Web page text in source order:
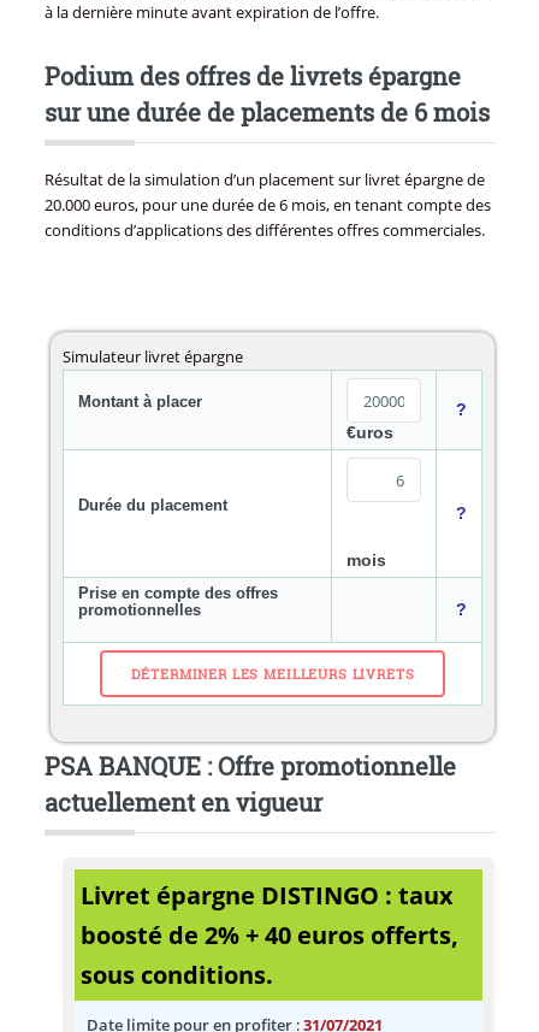
à la dernière minute avant expiration de l’offre.
Podium des offres de livrets épargne
sur une durée de placements de 6 mois
Résultat de la simulation d’un placement sur livret épargne de
20.000 euros, pour une durée de 6 mois, en tenant compte des
conditions d’applications des différentes offres commerciales.
Simulateur livret épargne
Montant à placer
€uros
?
Durée du placement
mois
?
Prise en compte des offres
promotionnelles
?
PSA BANQUE : Offre promotionnelle
actuellement en vigueur
Livret épargne DISTINGO : taux
boosté de 2% + 40 euros offerts,
sous conditions.
Date limite pour en profiter:31/07/2021